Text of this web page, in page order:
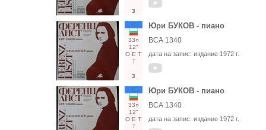
3
С
33○
12"
О Е Т
7
3
Юри БУКОВ - пиано
ВСА 1340
дата на запис: издание 1972 г.
С
33○
12"
О Е Т
7
Юри БУКОВ - пиано
ВСА 1340
дата на запис: издание 1972 г.